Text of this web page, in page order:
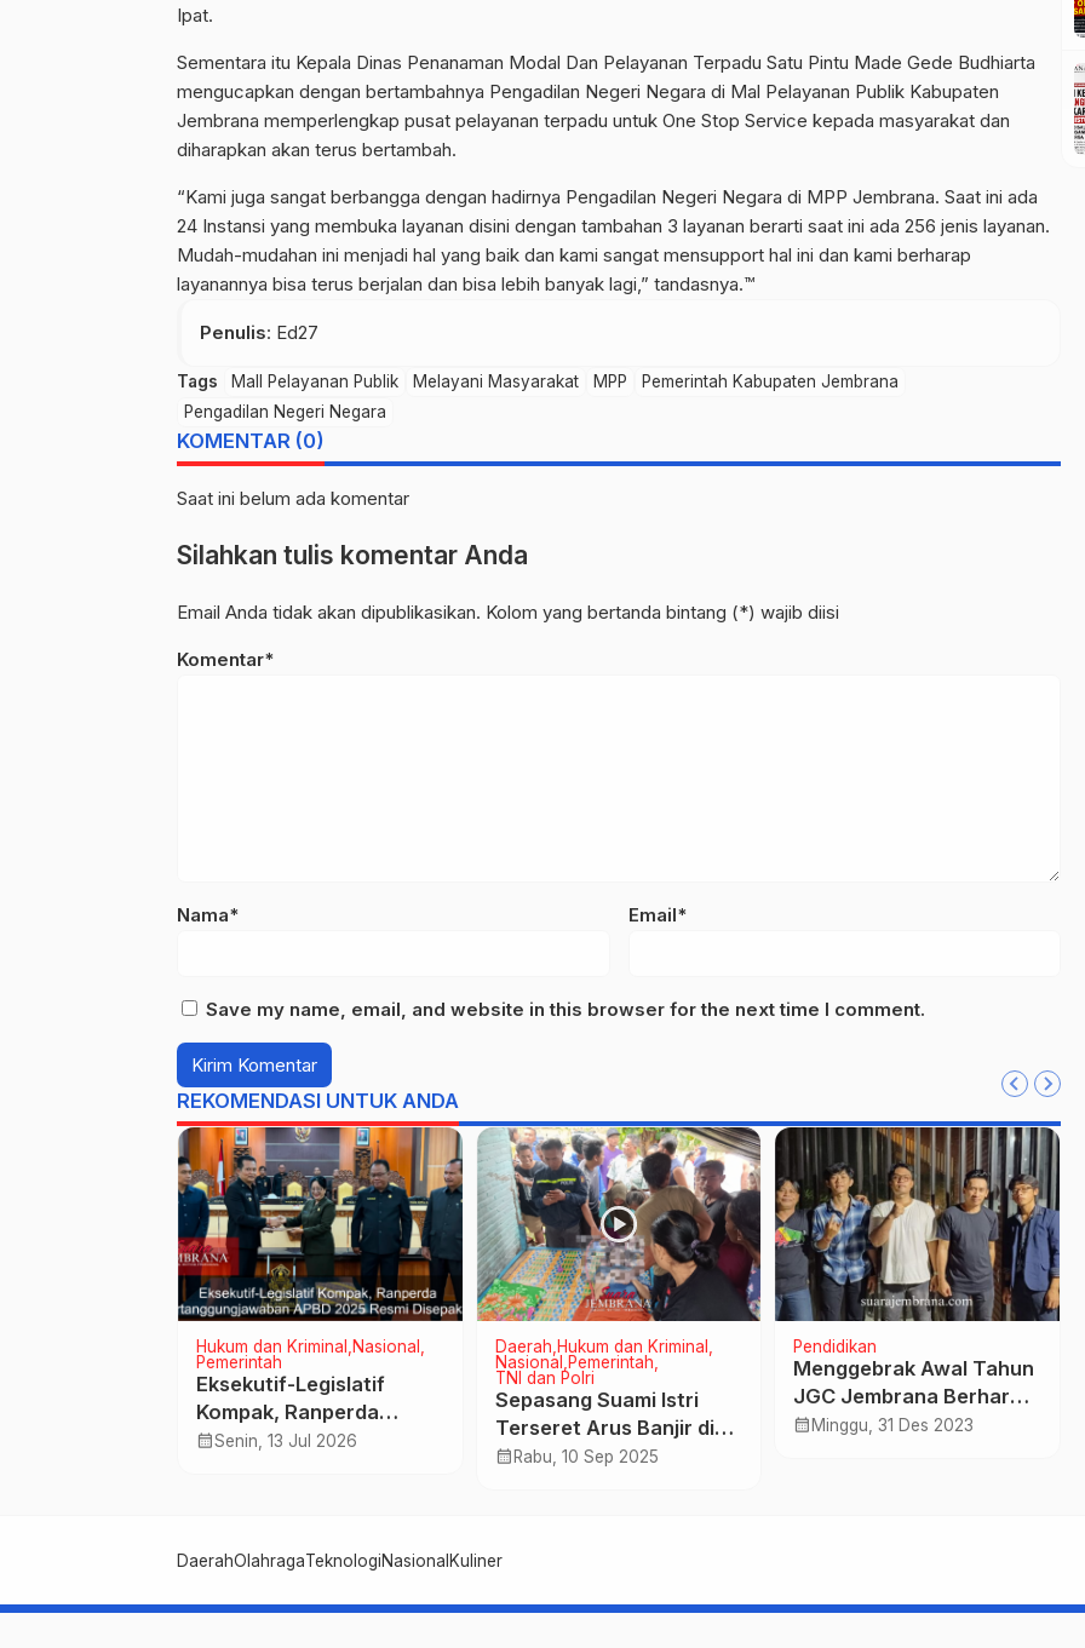
Ipat.
Sementara itu Kepala Dinas Penanaman Modal Dan Pelayanan Terpadu Satu Pintu Made Gede Budhiarta
mengucapkan dengan bertambahnya Pengadilan Negeri Negara di Mal Pelayanan Publik Kabupaten
Jembrana memperlengkap pusat pelayanan terpadu untuk One Stop Service kepada masyarakat dan
diharapkan akan terus bertambah.
“Kami juga sangat berbangga dengan hadirnya Pengadilan Negeri Negara di MPP Jembrana. Saat ini ada
24 Instansi yang membuka layanan disini dengan tambahan 3 layanan berarti saat ini ada 256 jenis layanan.
Mudah-mudahan ini menjadi hal yang baik dan kami sangat mensupport hal ini dan kami berharap
layanannya bisa terus berjalan dan bisa lebih banyak lagi,” tandasnya.™
Penulis: Ed27
Tags Mall Pelayanan Publik Melayani Masyarakat MPP
Pemerintah Kabupaten Jembrana
Pengadilan Negeri Negara
KOMENTAR (0)
Saat ini belum ada komentar
Silahkan tulis komentar Anda
Email Anda tidak akan dipublikasikan. Kolom yang bertanda bintang (*) wajib diisi
Komentar*
Nama* Email*
Save my name, email, and website in this browser for the next time I comment.
REKOMENDASI UNTUK ANDA
Hukum dan Kriminal
Nasional
Pemerintah
Eksekutif-Legislatif
Kompak, Ranperda
Pertanggungjawaban
calendar_monthSenin, 13 Jul 2026
Daerah Hukum dan Kriminal
Nasional
Pemerintah
TNI dan Polri
Sepasang Suami Istri
Terseret Arus Banjir di
Desa Pengambengan
calendar_month Rabu, 10 Sep 2025
Pendidikan
Menggebrak Awal Tahun
JGC Jembrana Berharap
Generasi Muda Kreatif
calendar_monthMinggu, 31 Des 2023
DaerahOlahragaTeknologiNasionalKuliner